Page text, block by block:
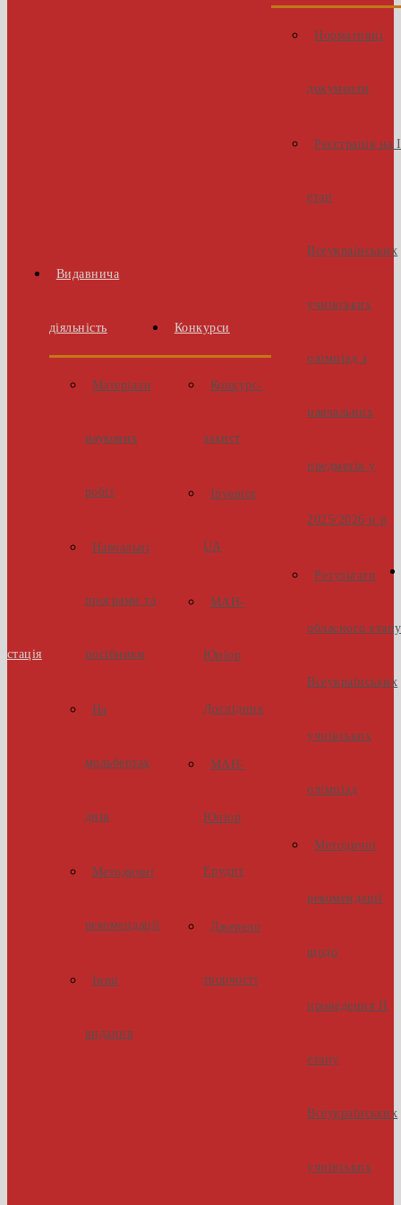
Видавнича
діяльність
Матеріали
наукових
робіт
Навчальні
програми та
посібники
На
мольбертах
днів
Методичні
рекомендації
Інші
видання
Конкурси
Конкурс-
захист
Inventor
UA
МАН-
Юніор
Дослідник
МАН-
Юніор
Ерудит
Джерело
творчості
Нормативні
документи
Реєстрація на І
етап
Всеукраїнських
учнівських
олімпіад з
навчальних
предметів у
2025/2026 н.р
Результати
обласного етапу
Всеукраїнських
учнівських
олімпіад
Методичні
рекомендації
щодо
проведення ІІ
етапу
Всеукраїнських
учнівських